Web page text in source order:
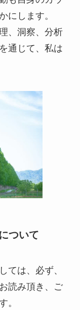
にします。
、洞察、分析
通じて、私は
ついて
ては、必ず、
読み頂き、ご
。